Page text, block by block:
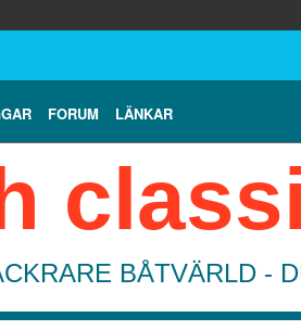
FORUM LÄNKAR
BÅTVÄRLD -